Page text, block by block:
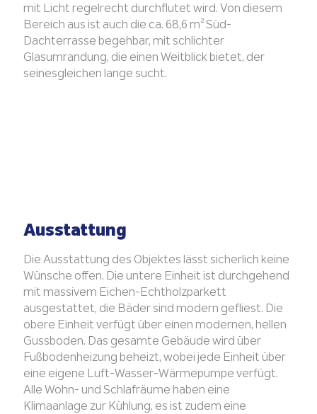
mit Licht regelrecht durchflutet wird. Von diesem
Bereich aus ist auch die ca. 68,6 m² Süd-
Dachterrasse begehbar, mit schlichter
Glasumrandung, die einen Weitblick bietet, der
seinesgleichen lange sucht.
Ausstattung
Die Ausstattung des Objektes lässt sicherlich keine
Wünsche offen. Die untere Einheit ist durchgehend
mit massivem Eichen-Echtholzparkett
ausgestattet, die Bäder sind modern gefliest. Die
obere Einheit verfügt über einen modernen, hellen
Gussboden. Das gesamte Gebäude wird über
Fußbodenheizung beheizt, wobei jede Einheit über
eine eigene Luft-Wasser-Wärmepumpe verfügt.
Alle Wohn- und Schlafräume haben eine
Klimaanlage zur Kühlung, es ist zudem eine